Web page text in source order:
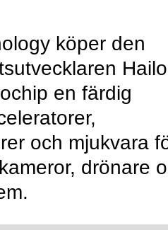
köper den
en färdig
och mjukvara
drönare